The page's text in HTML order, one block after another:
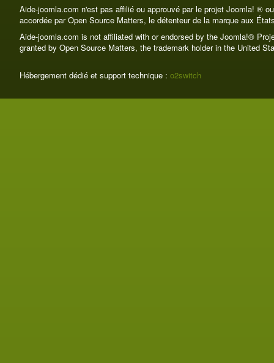
Aide-joomla.com n'est pas affilié ou approuvé par le projet Joomla! ®
accordée par Open Source Matters, le détenteur de la marque aux
Aide-joomla.com is not affiliated with or endorsed by the Joomla!®
granted by Open Source Matters, the trademark holder in the United
Hébergement dédié et support technique : o2switch